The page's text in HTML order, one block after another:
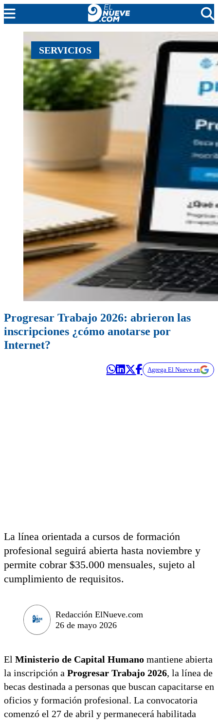
MENDOZA
CADA DÍA
ARGENTINA
NOTICIERO 9
PROTAGONISTAS
EL NUEVE STREAMS
SERVICIOS
Progresar Trabajo 2026: abrieron las
inscripciones ¿cómo anotarse por
Internet?
Agrega El Nueve en
La línea orientada a cursos de formación
profesional seguirá abierta hasta noviembre y
permite cobrar $35.000 mensuales, sujeto al
cumplimiento de requisitos.
Redacción ElNueve.com
26 de mayo 2026
El Ministerio de Capital Humano mantiene abierta
la inscripción a Progresar Trabajo 2026, la línea de
becas destinada a personas que buscan capacitarse en
oficios y formación profesional. La convocatoria
comenzó el 27 de abril y permanecerá habilitada